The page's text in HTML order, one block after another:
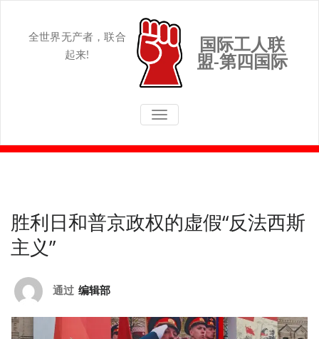
content全世界无产者，联合
起来!
国际工人联
盟-第四国际
切换导航
胜利日和普京政权的虚假“反法西斯
主义”
通过 编辑部